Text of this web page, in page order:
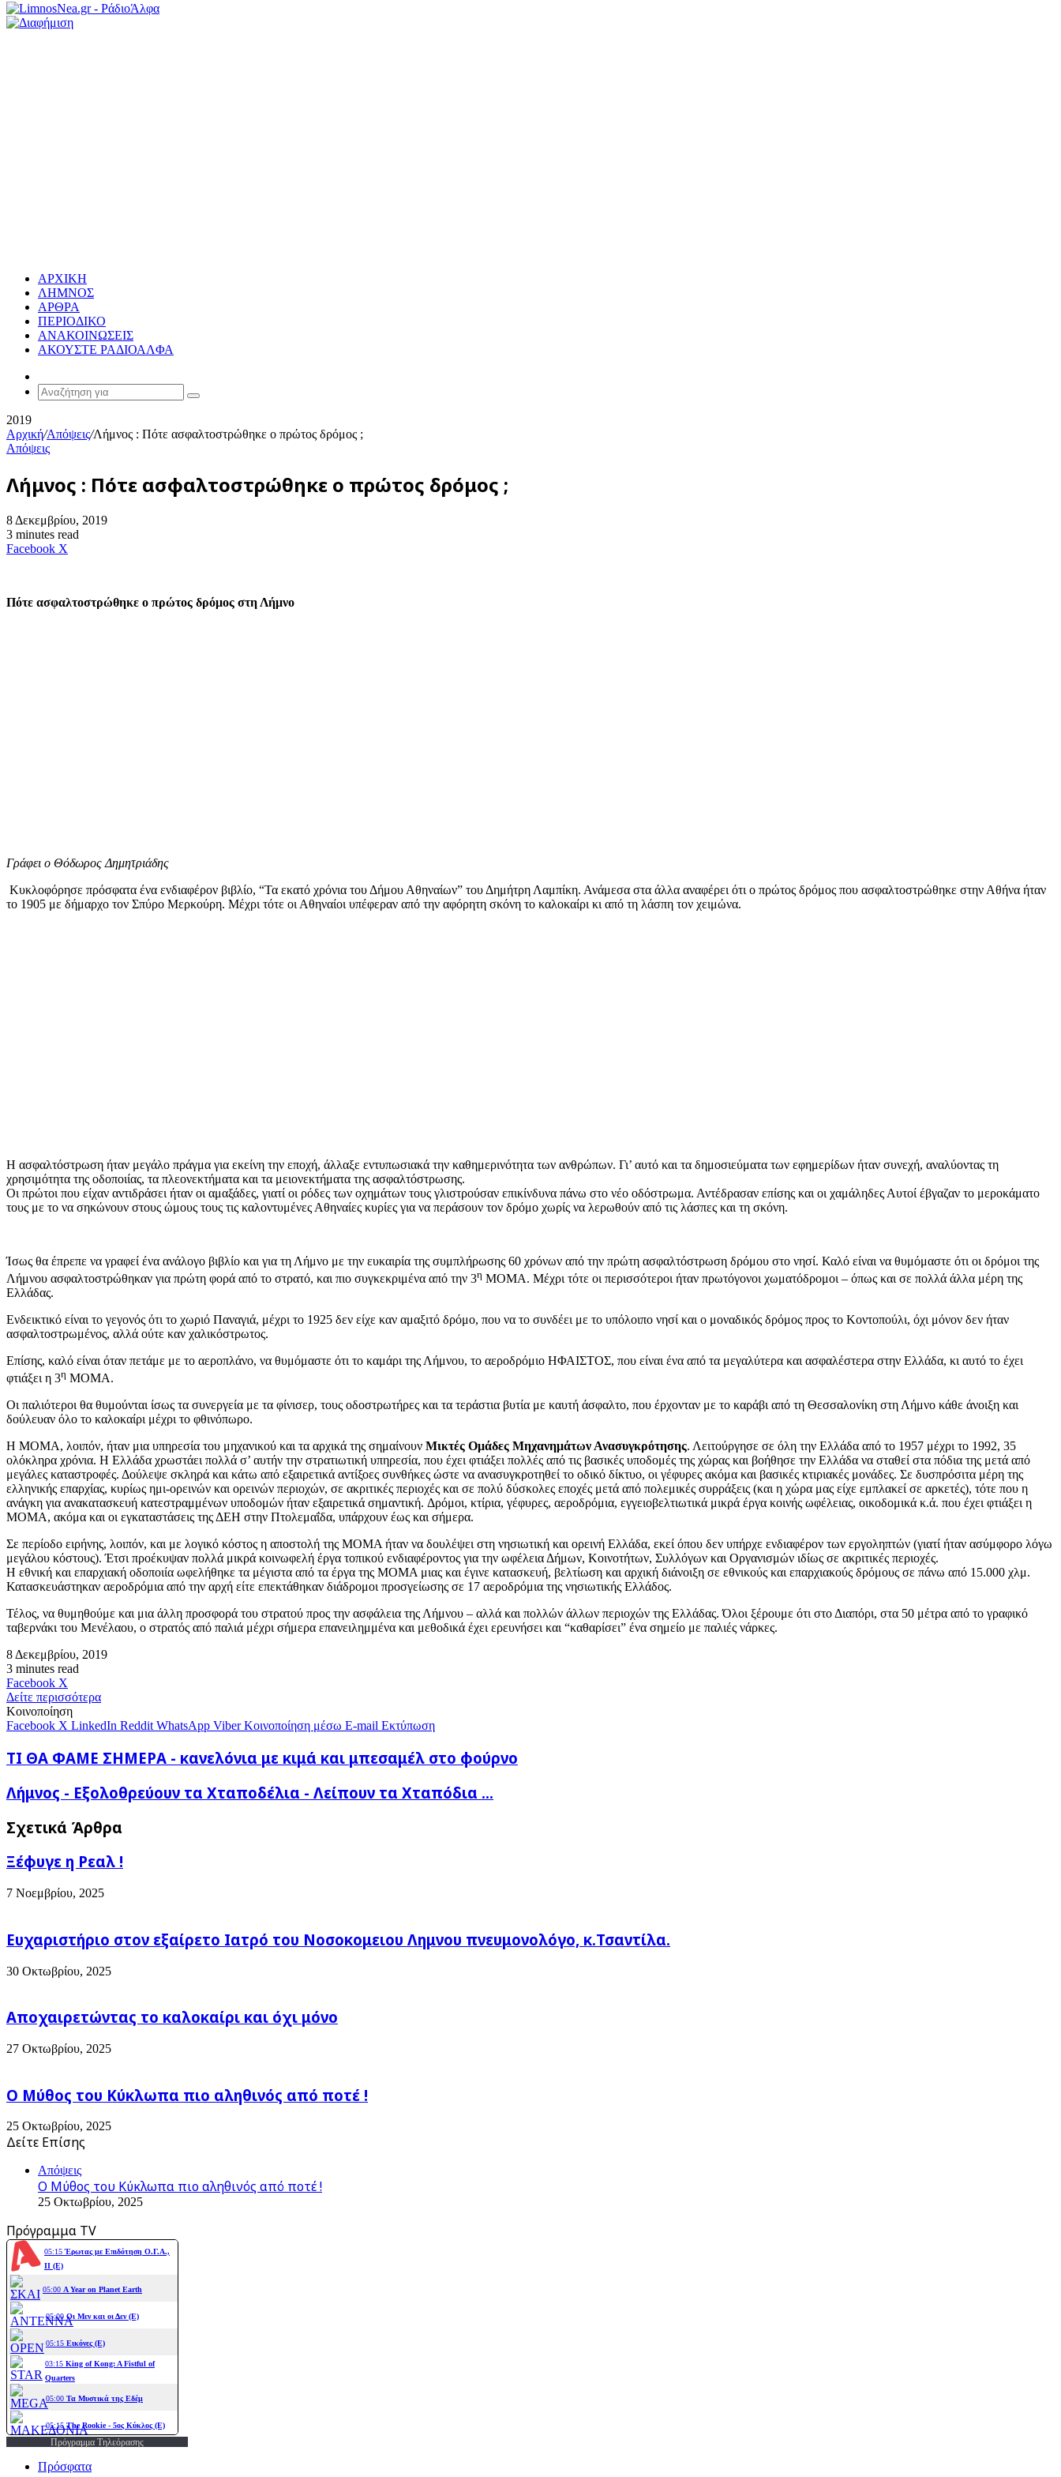
ΑΡΧΙΚΗ
ΛΗΜΝΟΣ
ΑΡΘΡΑ
ΠΕΡΙΟΔΙΚΟ
ΑΝΑΚΟΙΝΩΣΕΙΣ
ΑΚΟΥΣΤΕ ΡΑΔΙΟΑΛΦΑ
Article
Αναζήτηση
2019
Αρχική/Απόψεις/Λήμνος : Πότε ασφαλτοστρώθηκε ο πρώτος δρόμος ;
Απόψεις
Λήμνος : Πότε ασφαλτοστρώθηκε ο πρώτος δρόμος ;
8 Δεκεμβρίου, 2019
3 minutes read
Facebook X
Πότε ασφαλτοστρώθηκε ο πρώτος δρόμος στη Λήμνο
Γράφει ο Θόδωρος Δημητριάδης
Κυκλοφόρησε πρόσφατα ένα ενδιαφέρον βιβλίο, “Τα εκατό χρόνια του Δήμου Αθηναίων” του Δημήτρη Λαμπίκη. Ανάμεσα στα άλλα αναφέρει ότι ο πρώτος δρόμος που ασφαλτοστρώθηκε στην Αθήνα ήταν
το 1905 με δήμαρχο τον Σπύρο Μερκούρη. Μέχρι τότε οι Αθηναίοι υπέφεραν από την αφόρητη σκόνη το καλοκαίρι κι από τη λάσπη τον χειμώνα.
Η ασφαλτόστρωση ήταν μεγάλο πράγμα για εκείνη την εποχή, άλλαξε εντυπωσιακά την καθημερινότητα των ανθρώπων. Γι’ αυτό και τα δημοσιεύματα των εφημερίδων ήταν συνεχή, αναλύοντας τη
χρησιμότητα της οδοποιίας, τα πλεονεκτήματα και τα μειονεκτήματα της ασφαλτόστρωσης.
Οι πρώτοι που είχαν αντιδράσει ήταν οι αμαξάδες, γιατί οι ρόδες των οχημάτων τους γλιστρούσαν επικίνδυνα πάνω στο νέο οδόστρωμα. Αντέδρασαν επίσης και οι χαμάληδες Αυτοί έβγαζαν το μεροκάματο
τους με το να σηκώνουν στους ώμους τους τις καλοντυμένες Αθηναίες κυρίες για να περάσουν τον δρόμο χωρίς να λερωθούν από τις λάσπες και τη σκόνη.
Ίσως θα έπρεπε να γραφεί ένα ανάλογο βιβλίο και για τη Λήμνο με την ευκαιρία της συμπλήρωσης 60 χρόνων από την πρώτη ασφαλτόστρωση δρόμου στο νησί. Καλό είναι να θυμόμαστε ότι οι δρόμοι της
Λήμνου ασφαλτοστρώθηκαν για πρώτη φορά από το στρατό, και πιο συγκεκριμένα από την 3η ΜΟΜΑ. Μέχρι τότε οι περισσότεροι ήταν πρωτόγονοι χωματόδρομοι – όπως και σε πολλά άλλα μέρη της
Ελλάδας.
Ενδεικτικό είναι το γεγονός ότι το χωριό Παναγιά, μέχρι το 1925 δεν είχε καν αμαξιτό δρόμο, που να το συνδέει με το υπόλοιπο νησί και ο μοναδικός δρόμος προς το Κοντοπούλι, όχι μόνον δεν ήταν
ασφαλτοστρωμένος, αλλά ούτε καν χαλικόστρωτος.
Επίσης, καλό είναι όταν πετάμε με το αεροπλάνο, να θυμόμαστε ότι το καμάρι της Λήμνου, το αεροδρόμιο ΗΦΑΙΣΤΟΣ, που είναι ένα από τα μεγαλύτερα και ασφαλέστερα στην Ελλάδα, κι αυτό το έχει
φτιάξει η 3η ΜΟΜΑ.
Οι παλιότεροι θα θυμούνται ίσως τα συνεργεία με τα φίνισερ, τους οδοστρωτήρες και τα τεράστια βυτία με καυτή άσφαλτο, που έρχονταν με το καράβι από τη Θεσσαλονίκη στη Λήμνο κάθε άνοιξη και
δούλευαν όλο το καλοκαίρι μέχρι το φθινόπωρο.
Η ΜΟΜΑ, λοιπόν, ήταν μια υπηρεσία του μηχανικού και τα αρχικά της σημαίνουν Μικτές Ομάδες Μηχανημάτων Ανασυγκρότησης. Λειτούργησε σε όλη την Ελλάδα από το 1957 μέχρι το 1992, 35
ολόκληρα χρόνια. Η Ελλάδα χρωστάει πολλά σ’ αυτήν την στρατιωτική υπηρεσία, που έχει φτιάξει πολλές από τις βασικές υποδομές της χώρας και βοήθησε την Ελλάδα να σταθεί στα πόδια της μετά από
μεγάλες καταστροφές. Δούλεψε σκληρά και κάτω από εξαιρετικά αντίξοες συνθήκες ώστε να ανασυγκροτηθεί το οδικό δίκτυο, οι γέφυρες ακόμα και βασικές κτιριακές μονάδες. Σε δυσπρόσιτα μέρη της
ελληνικής επαρχίας, κυρίως ημι-ορεινών και ορεινών περιοχών, σε ακριτικές περιοχές και σε πολύ δύσκολες εποχές μετά από πολεμικές συρράξεις (και η χώρα μας είχε εμπλακεί σε αρκετές), τότε που η
ανάγκη για ανακατασκευή κατεστραμμένων υποδομών ήταν εξαιρετικά σημαντική. Δρόμοι, κτίρια, γέφυρες, αεροδρόμια, εγγειοβελτιωτικά μικρά έργα κοινής ωφέλειας, οικοδομικά κ.ά. που έχει φτιάξει η
ΜΟΜΑ, ακόμα και οι εγκαταστάσεις της ΔΕΗ στην Πτολεμαΐδα, υπάρχουν έως και σήμερα.
Σε περίοδο ειρήνης, λοιπόν, και με λογικό κόστος η αποστολή της ΜΟΜΑ ήταν να δουλέψει στη νησιωτική και ορεινή Ελλάδα, εκεί όπου δεν υπήρχε ενδιαφέρον των εργοληπτών (γιατί ήταν ασύμφορο λόγω
μεγάλου κόστους). Έτσι προέκυψαν πολλά μικρά κοινωφελή έργα τοπικού ενδιαφέροντος για την ωφέλεια Δήμων, Κοινοτήτων, Συλλόγων και Οργανισμών ιδίως σε ακριτικές περιοχές.
Η εθνική και επαρχιακή οδοποιία ωφελήθηκε τα μέγιστα από τα έργα της ΜΟΜΑ μιας και έγινε κατασκευή, βελτίωση και αρχική διάνοιξη σε εθνικούς και επαρχιακούς δρόμους σε πάνω από 15.000 χλμ.
Κατασκευάστηκαν αεροδρόμια από την αρχή είτε επεκτάθηκαν διάδρομοι προσγείωσης σε 17 αεροδρόμια της νησιωτικής Ελλάδος.
Τέλος, να θυμηθούμε και μια άλλη προσφορά του στρατού προς την ασφάλεια της Λήμνου – αλλά και πολλών άλλων περιοχών της Ελλάδας. Όλοι ξέρουμε ότι στο Διαπόρι, στα 50 μέτρα από το γραφικό
ταβερνάκι του Μενέλαου, ο στρατός από παλιά μέχρι σήμερα επανειλημμένα και μεθοδικά έχει ερευνήσει και “καθαρίσει” ένα σημείο με παλιές νάρκες.
8 Δεκεμβρίου, 2019
3 minutes read
Facebook X
μέσω
E-
mail
Δείτε περισσότερα
Κοινοποίηση
Facebook X LinkedIn Reddit WhatsApp Viber Κοινοποίηση μέσω E-mail Εκτύπωση
ΤΙ
ΘΑ
ΣΗΜΕΡΑ
κανελόνια
με
κιμά
και
στο
ΤΙ ΘΑ ΦΑΜΕ ΣΗΜΕΡΑ - κανελόνια με κιμά και μπεσαμέλ στο φούρνο
Λήμνος
-
τα
-
Λείπουν
τα
Χταπόδια
Λήμνος - Εξολοθρεύουν τα Χταποδέλια - Λείπουν τα Χταπόδια ...
Σχετικά Άρθρα
Ξέφυγε η Ρεαλ !
7 Νοεμβρίου, 2025
Ευχαριστήριο στον εξαίρετο Ιατρό του Νοσοκομειου Λημνου πνευμονολόγο, κ.Τσαντίλα.
30 Οκτωβρίου, 2025
Αποχαιρετώντας το καλοκαίρι και όχι μόνο
27 Οκτωβρίου, 2025
Ο Μύθος του Κύκλωπα πιο αληθινός από ποτέ !
25 Οκτωβρίου, 2025
Δείτε Επίσης
Απόψεις
Ο Μύθος του Κύκλωπα πιο αληθινός από ποτέ !
25 Οκτωβρίου, 2025
Πρόγραμμα TV
Πρόγραμμα Τηλεόρασης
Πρόσφατα